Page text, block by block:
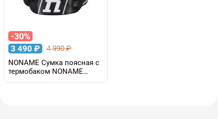
-30%
3 490 ₽ 4 990₽
NONAME Сумка поясная с
термобаком NONAME
THERMO BELT 1 л